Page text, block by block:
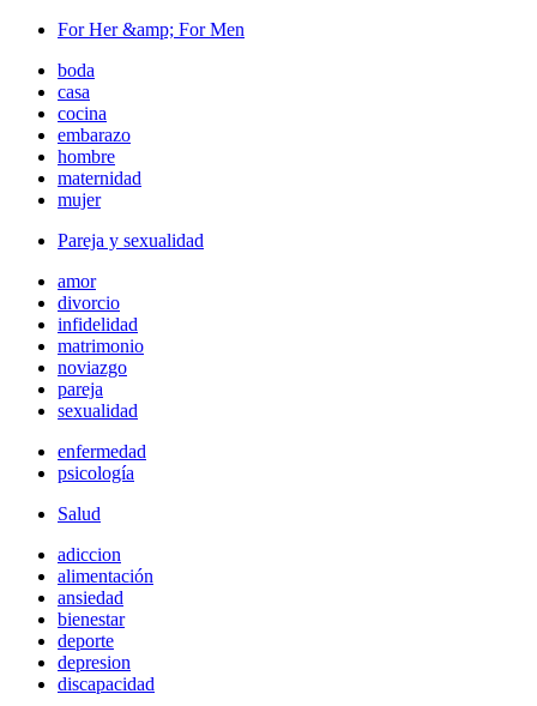
For Her &amp; For Men
boda
casa
cocina
embarazo
hombre
maternidad
mujer
Pareja y sexualidad
amor
divorcio
infidelidad
matrimonio
noviazgo
pareja
sexualidad
enfermedad
psicología
Salud
adiccion
alimentación
ansiedad
bienestar
deporte
depresion
discapacidad